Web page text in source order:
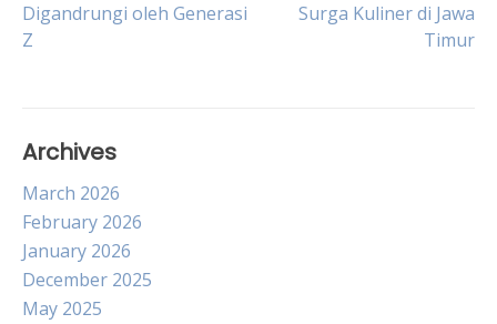
navigation
Digandrungi oleh Generasi
Z
Surga Kuliner di Jawa
Timur
Archives
March 2026
February 2026
January 2026
December 2025
May 2025